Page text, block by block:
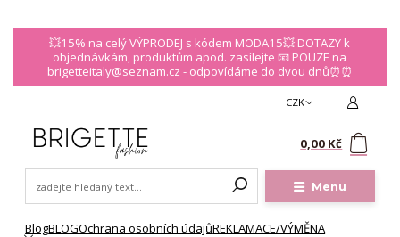
💥15% na celý VÝPRODEJ s kódem MODA15💥 DOTAZY k
objednávkám, produktům apod. zasílejte 📧 POUZE na
brigetteitaly@seznam.cz - odpovídáme do dvou dnů⏰⏰
Menu
BlogBLOGOchrana osobních údajůREKLAMACE/VÝMĚNA
CZK
0,00 Kč